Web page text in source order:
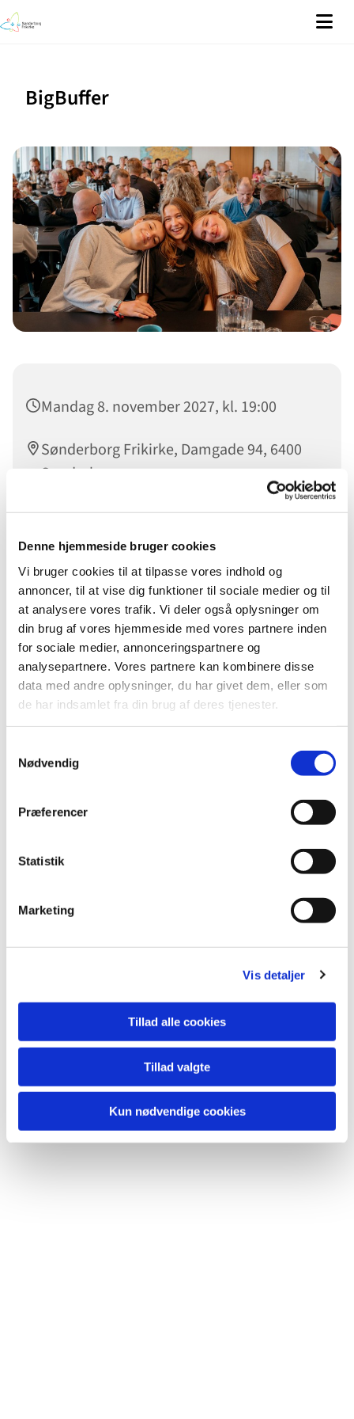
Denne hjemmeside bruger cookies
Vi bruger cookies til at tilpasse vores indhold og
annoncer, til at vise dig funktioner til sociale medier og til
at analysere vores trafik. Vi deler også oplysninger om
din brug af vores hjemmeside med vores partnere inden
for sociale medier, annonceringspartnere og
analysepartnere. Vores partnere kan kombinere disse
data med andre oplysninger, du har givet dem, eller som
de har indsamlet fra din brug af deres tjenester.
Nødvendig
Præferencer
Statistik
Marketing
Vis detaljer
Tillad alle cookies
Tillad valgte
Kun nødvendige cookies
BigBuffer
Mandag 8. november 2027, kl. 19:00
Sønderborg Frikirke, Damgade 94, 6400
Sønderborg
BigBuffer er fællesskab for unge mellem 18 og 27 år. Der
arbejdes på at få gode og sunde relationer til andre unge,
hver gang vil der være tid til at dykke ned i biblen - men
også tid til at tale sammen, hygge sammen og lave sjove
aktiviteter.
Du er velkommen uanset om du har din daglige gang i
Sønderborg Frikirke eller ej.
Du vil måske også kunne lide...